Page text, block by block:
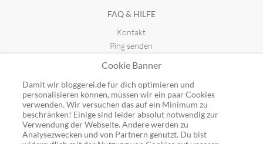
FAQ & HILFE
Kontakt
Ping senden
GUTSCHEINE
Top-Gutscheine
Alle Shops
Cookie Banner
Damit wir bloggerei.de für dich optimieren und
personalisieren können, müssen wir ein paar Cookies
verwenden. Wir versuchen das auf ein Minimum zu
beschränken! Einige sind leider absolut notwendig zur
Verwendung der Webseite. Andere werden zu
Analysezwecken und von Partnern genutzt. Du bist